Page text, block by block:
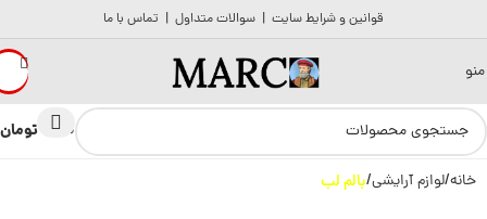
قوانین و شرایط سایت | سوالات متداول | تماس با ما
منو
0 تومان
خانه لوازم آرایشی بالم لب